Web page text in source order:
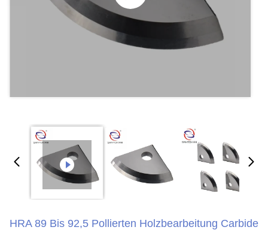
HRA 89 Bis 92,5 Pollierten Holzbearbeitung Carbide